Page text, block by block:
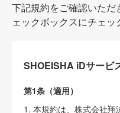
下記規約をご確認いた
ェックボックスにチェッ
SHOEISHA iDサービ
第1条（適用）
1. 本規約は、株式会社翔